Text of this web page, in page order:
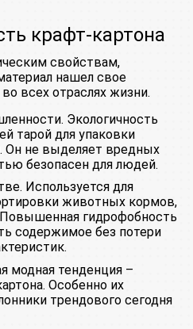
крафт-картона
свойствам,
нашел свое
всех отраслях жизни.
Экологичность
тарой для упаковки
Он не выделяет вредных
безопасен для людей.
Используется для
животных кормов,
гидрофобность
содержимое без потери
модная тенденция –
Особенно их
трендового сегодня